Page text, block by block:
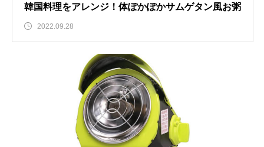
韓国料理をアレンジ！体ぽかぽかサムゲタン風お粥
2022.09.28